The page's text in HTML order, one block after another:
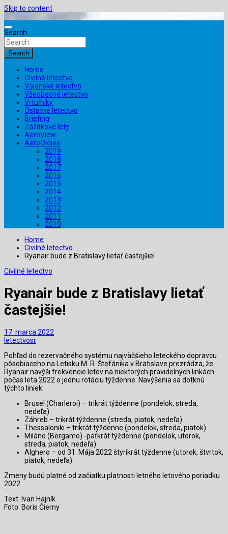
Skip to content
Search
Search
Home
Civilné letectvo
Vojenské letectvo
Všeobecné letectvo
Vrtuľníky
Ostatné letectvo
Briefing
Zážitkové lety
AeroView
AeroOldies
2019
2018
2017
2016
2015
2014
2013
2012
2011
2010
Home
Civilné letectvo
Ryanair bude z Bratislavy lietať častejšie!
Civilné letectvo
Ryanair bude z Bratislavy lietať
častejšie!
17. marca 2022
letectvosr
Pohľad do rezervačného systému najväčšieho leteckého dopravcu
pôsobiaceho na Letisku M. R. Štefánika v Bratislave prezrádza, že
Ryanair navýši frekvencie letov na niektorých pravidelných linkách
počas leta 2022 o jednu rotáciu týždenne. Navýšenia sa dotknú
týchto liniek:
Brusel (Charleroi) – trikrát týždenne (pondelok, streda,
nedeľa)
Záhreb – trikrát týždenne (streda, piatok, nedeľa)
Thessaloniki – trikrát týždenne (pondelok, streda, piatok)
Miláno (Bergamo) -päťkrát týždenne (pondelok, utorok,
streda, piatok, nedeľa)
Alghero – od 31. Mája 2022 štyrikrát týždenne (utorok, štvrtok,
piatok, nedeľa)
Zmeny budú platné od začiatku platnosti letného letového poriadku
2022.
Text: Ivan Hajník
Foto: Boris Čierny